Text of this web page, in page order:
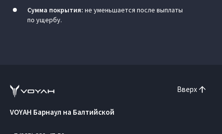
Сумма покрытия: не уменьшается после выплаты
по ущербу.
Вверх
VOYAH Барнаул на Балтийской